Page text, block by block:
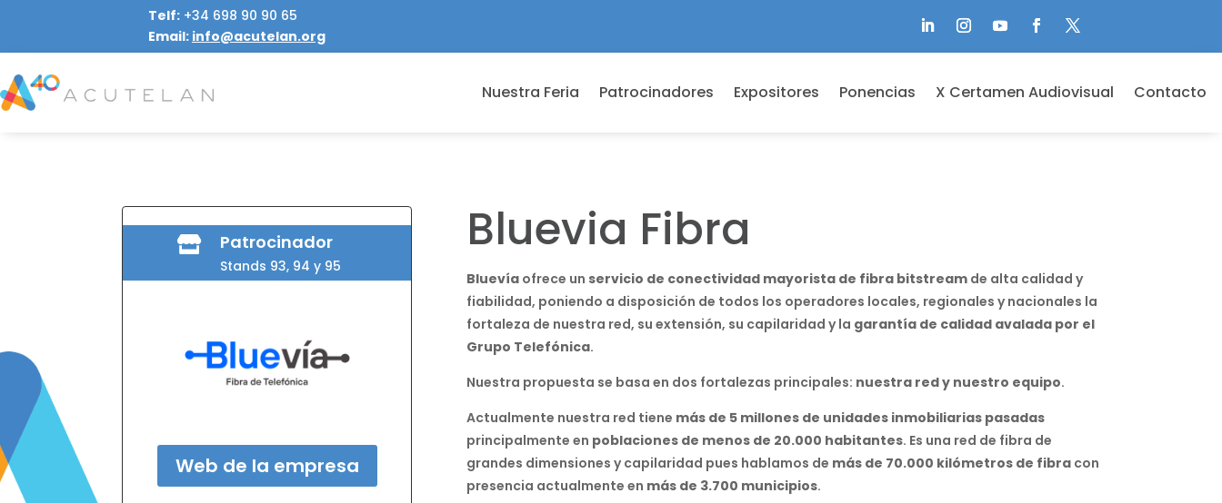
Telf: +34 698 90 90 65
Email: info@acutelan.org
Nuestra Feria Patrocinadores Expositores Ponencias X Certamen Audiovisual Contacto
 Patrocinador
Stands 93, 94 y 95
Web de la empresa
Bluevia Fibra
Bluevíaofrece un servicio de conectividad mayorista de fibra bitstreamde alta calidad y
fiabilidad, poniendo a disposición de todos los operadores locales, regionales y nacionales la
fortaleza de nuestra red, su extensión, su capilaridad y la garantía de calidad avalada por el
Grupo Telefónica.
Nuestra propuesta se basa en dos fortalezas principales: nuestra red y nuestro equipo.
Actualmente nuestra red tiene más de 5 millones de unidades inmobiliarias pasadas
principalmente en poblaciones de menos de 20.000 habitantes. Es una red de fibra de
grandes dimensiones y capilaridad pues hablamos de más de 70.000 kilómetros de fibracon
presencia actualmente en más de 3.700 municipios.